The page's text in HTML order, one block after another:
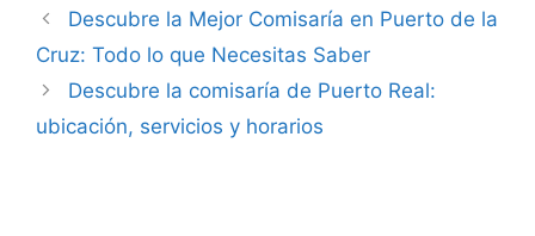
Navegación
de
Descubre la Mejor Comisaría en Puerto de la
Cruz: Todo lo que Necesitas Saber
Descubre la comisaría de Puerto Real:
ubicación, servicios y horarios